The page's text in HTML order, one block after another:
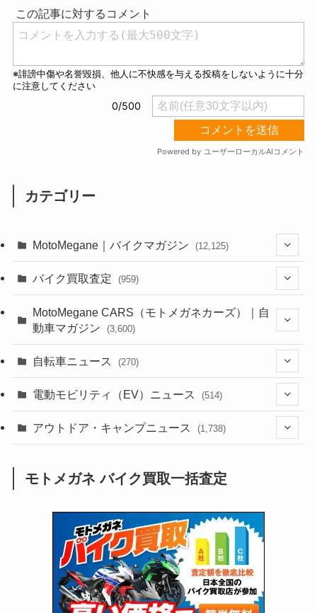
カテゴリー
MotoMegane｜バイクマガジン (12,125)
(44)
(1,241)
(637)
(118)
(60)
(31)
(51)
(34)
(5)
(12)
(252)
(38)
(24)
(16)
(25)
(24)
(47)
(249)
(64)
(16)
(62)
(4)
(6)
(306)
(6,953)
(2,473)
(249)
(1,226)
(12)
(131)
(38)
(131)
(167)
(85)
(21)
(171)
(98)
(274)
(66)
(16)
(141)
(254)
(204)
(1,139)
(166)
(23)
(33)
(34)
(415)
(16)
バイク買取査定 (959)
(352)
MotoMegane CARS（モトメガネカーズ）｜自
動車マガジン
(3,600)
(185)
(137)
(72)
(2,741)
(126)
(170)
自転車ニュース (270)
(54)
(211)
電動モビリティ（EV）ニュース (514)
(132)
(171)
(118)
(27)
アウトドア・キャンプニュース (1,738)
(1,605)
(147)
(13)
モトメガネ バイク買取一括査定